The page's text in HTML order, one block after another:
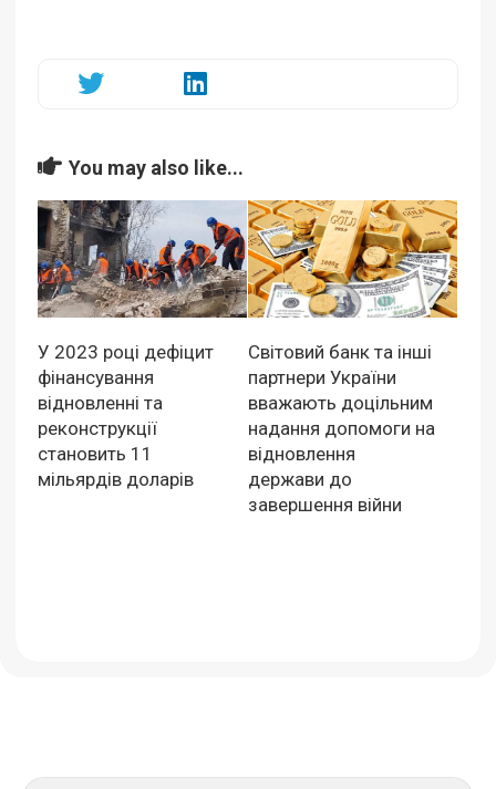
You may also like...
У 2023 році дефіцит
фінансування
відновленні та
реконструкції
становить 11
мільярдів доларів
Світовий банк та інші
партнери України
вважають доцільним
надання допомоги на
відновлення
держави до
завершення війни